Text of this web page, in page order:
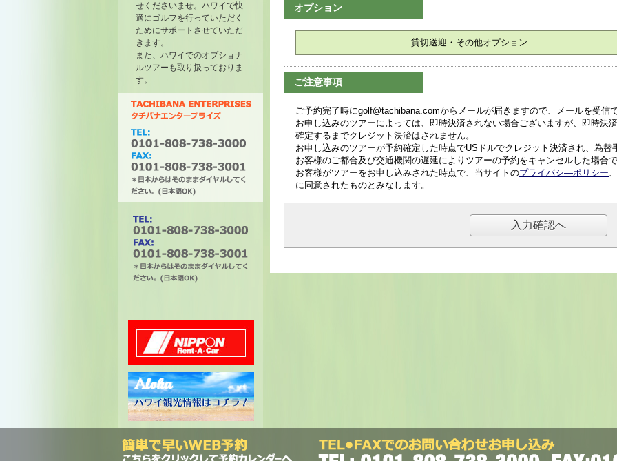
せくださいませ。ハワイで快
適にゴルフを行っていただく
ためにサポートさせていただ
きます。
また、ハワイでのオプショナ
ルツアーも取り扱っておりま
す。
タチバナエンタープライズ
ださい。(日本語OK)
ニッポンレンタカー
ハワイ州観光局
オプション
貸切送迎・その他オプション
ご注意事項
ご予約完了時にgolf@tachibana.comからメールが届きますので、メールを受信
お申し込みのツアーによっては、即時決済されない場合ございますが、即時決
確定するまでクレジット決済はされません。
お申し込みのツアーが予約確定した時点でUSドルでクレジット決済され、為
お客様のご都合及び交通機関の遅延によりツアーの予約をキャンセルした場合
お客様がツアーをお申し込みされた時点で、当サイトのプライバシ―ポリシー、
に同意されたものとみなします。